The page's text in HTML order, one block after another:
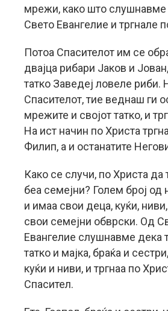
мрежи, како што
Свето Евангелие и тргнале
Потоа Спасителот им се
двајца рибари Јаков и
татко Заведеј ловеле риби.
Спасителот, тие веднаш ги
мрежите и својот татко, и
На ист начин по Христа
Филип, а и останатите
Како се случи, по Христа да
беа семејни? Голем број од
и имаа свои деца, куќи,
свои семејни обврски. Од
Евангелие слушнавме дека
татко и мајка, браќа и
куќи и ниви, и тргнаа по
Спасител.